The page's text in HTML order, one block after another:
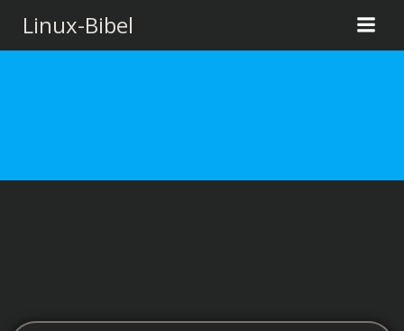
springen
Linux-Bibel